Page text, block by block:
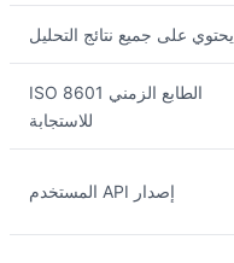
يحتوي على جميع نتائج التحليل
الطابع الزمني ISO 8601
للاستجابة
إصدار API المستخدم